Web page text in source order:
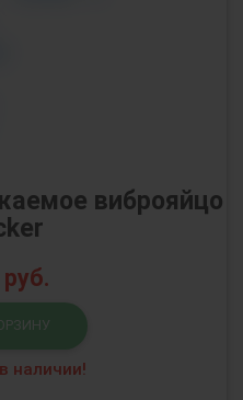
виброяйцо
руб.
наличии!